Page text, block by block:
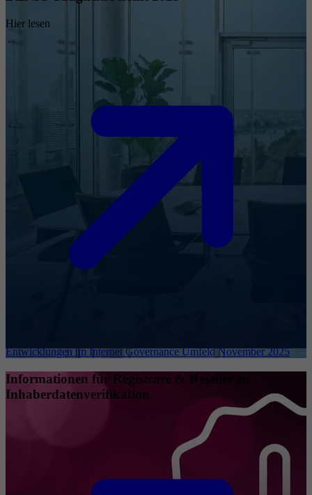
Hier lesen
Entwicklungen im Internet Governance Umfeld November 2025
Informationen für Registrare & Reseller zu
Inhaberdatenverifikation